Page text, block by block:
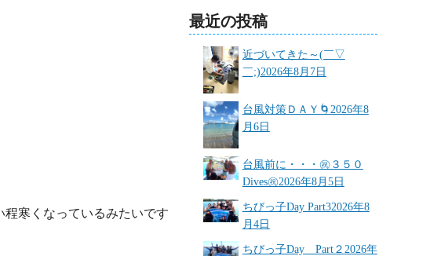
寒くなっているみたいです
最近の投稿
近づいてきた～(￣▽
￣;)2026年8月7日
台風対策ＤＡＹ🌀 2026年8
月6日
台風前に・・・㊗３５０
Dives㊗2026年8月5日
ちびっ子Day Part32026年8
月4日
ちびっ子Day Part２ 2026年